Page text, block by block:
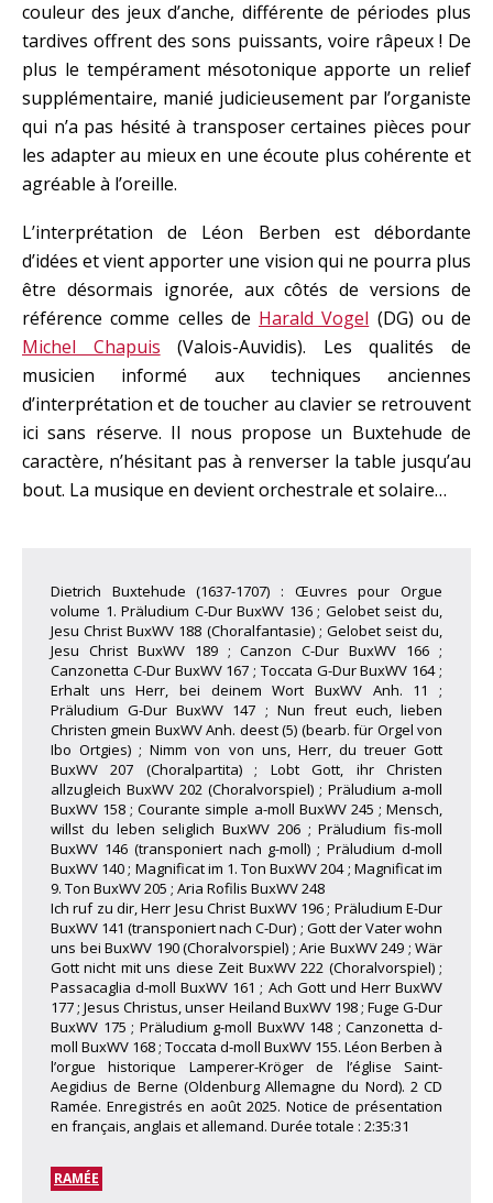
couleur des jeux d’anche, différente de périodes plus
tardives offrent des sons puissants, voire râpeux ! De
plus le tempérament mésotonique apporte un relief
supplémentaire, manié judicieusement par l’organiste
qui n’a pas hésité à transposer certaines pièces pour
les adapter au mieux en une écoute plus cohérente et
agréable à l’oreille.
L’interprétation de Léon Berben est débordante
d’idées et vient apporter une vision qui ne pourra plus
être désormais ignorée, aux côtés de versions de
référence comme celles de Harald Vogel (DG) ou de
Michel Chapuis (Valois-Auvidis). Les qualités de
musicien informé aux techniques anciennes
d’interprétation et de toucher au clavier se retrouvent
ici sans réserve. Il nous propose un Buxtehude de
caractère, n’hésitant pas à renverser la table jusqu’au
bout. La musique en devient orchestrale et solaire…
Dietrich Buxtehude (1637-1707) : Œuvres pour Orgue
volume 1. Präludium C-Dur BuxWV 136 ; Gelobet seist du,
Jesu Christ BuxWV 188 (Choralfantasie) ; Gelobet seist du,
Jesu Christ BuxWV 189 ; Canzon C-Dur BuxWV 166 ;
Canzonetta C-Dur BuxWV 167 ; Toccata G-Dur BuxWV 164 ;
Erhalt uns Herr, bei deinem Wort BuxWV Anh. 11 ;
Präludium G-Dur BuxWV 147 ; Nun freut euch, lieben
Christen gmein BuxWV Anh. deest (5) (bearb. für Orgel von
Ibo Ortgies) ; Nimm von von uns, Herr, du treuer Gott
BuxWV 207 (Choralpartita) ; Lobt Gott, ihr Christen
allzugleich BuxWV 202 (Choralvorspiel) ; Präludium a-moll
BuxWV 158 ; Courante simple a-moll BuxWV 245 ; Mensch,
willst du leben seliglich BuxWV 206 ; Präludium fis-moll
BuxWV 146 (transponiert nach g-moll) ; Präludium d-moll
BuxWV 140 ; Magnificat im 1. Ton BuxWV 204 ; Magnificat im
9. Ton BuxWV 205 ; Aria Rofilis BuxWV 248
Ich ruf zu dir, Herr Jesu Christ BuxWV 196 ; Präludium E-Dur
BuxWV 141 (transponiert nach C-Dur) ; Gott der Vater wohn
uns bei BuxWV 190 (Choralvorspiel) ; Arie BuxWV 249 ; Wär
Gott nicht mit uns diese Zeit BuxWV 222 (Choralvorspiel) ;
Passacaglia d-moll BuxWV 161 ; Ach Gott und Herr BuxWV
177 ; Jesus Christus, unser Heiland BuxWV 198 ; Fuge G-Dur
BuxWV 175 ; Präludium g-moll BuxWV 148 ; Canzonetta d-
moll BuxWV 168 ; Toccata d-moll BuxWV 155. Léon Berben à
l’orgue historique Lamperer-Kröger de l’église Saint-
Aegidius de Berne (Oldenburg Allemagne du Nord). 2 CD
Ramée. Enregistrés en août 2025. Notice de présentation
en français, anglais et allemand. Durée totale : 2:35:31
RAMÉE